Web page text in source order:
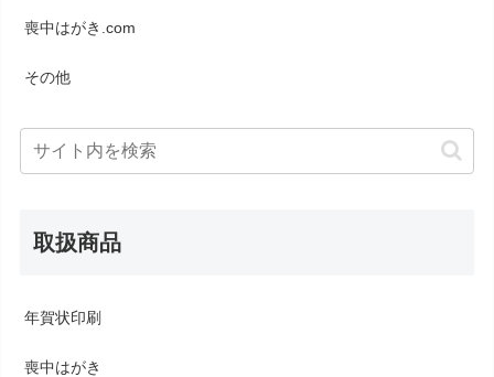
喪中はがき.com
その他
取扱商品
年賀状印刷
喪中はがき